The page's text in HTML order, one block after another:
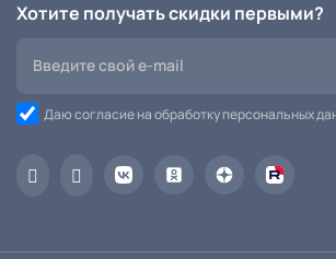
Хотите получать скидки первыми?
Даю согласие на обработку персональных